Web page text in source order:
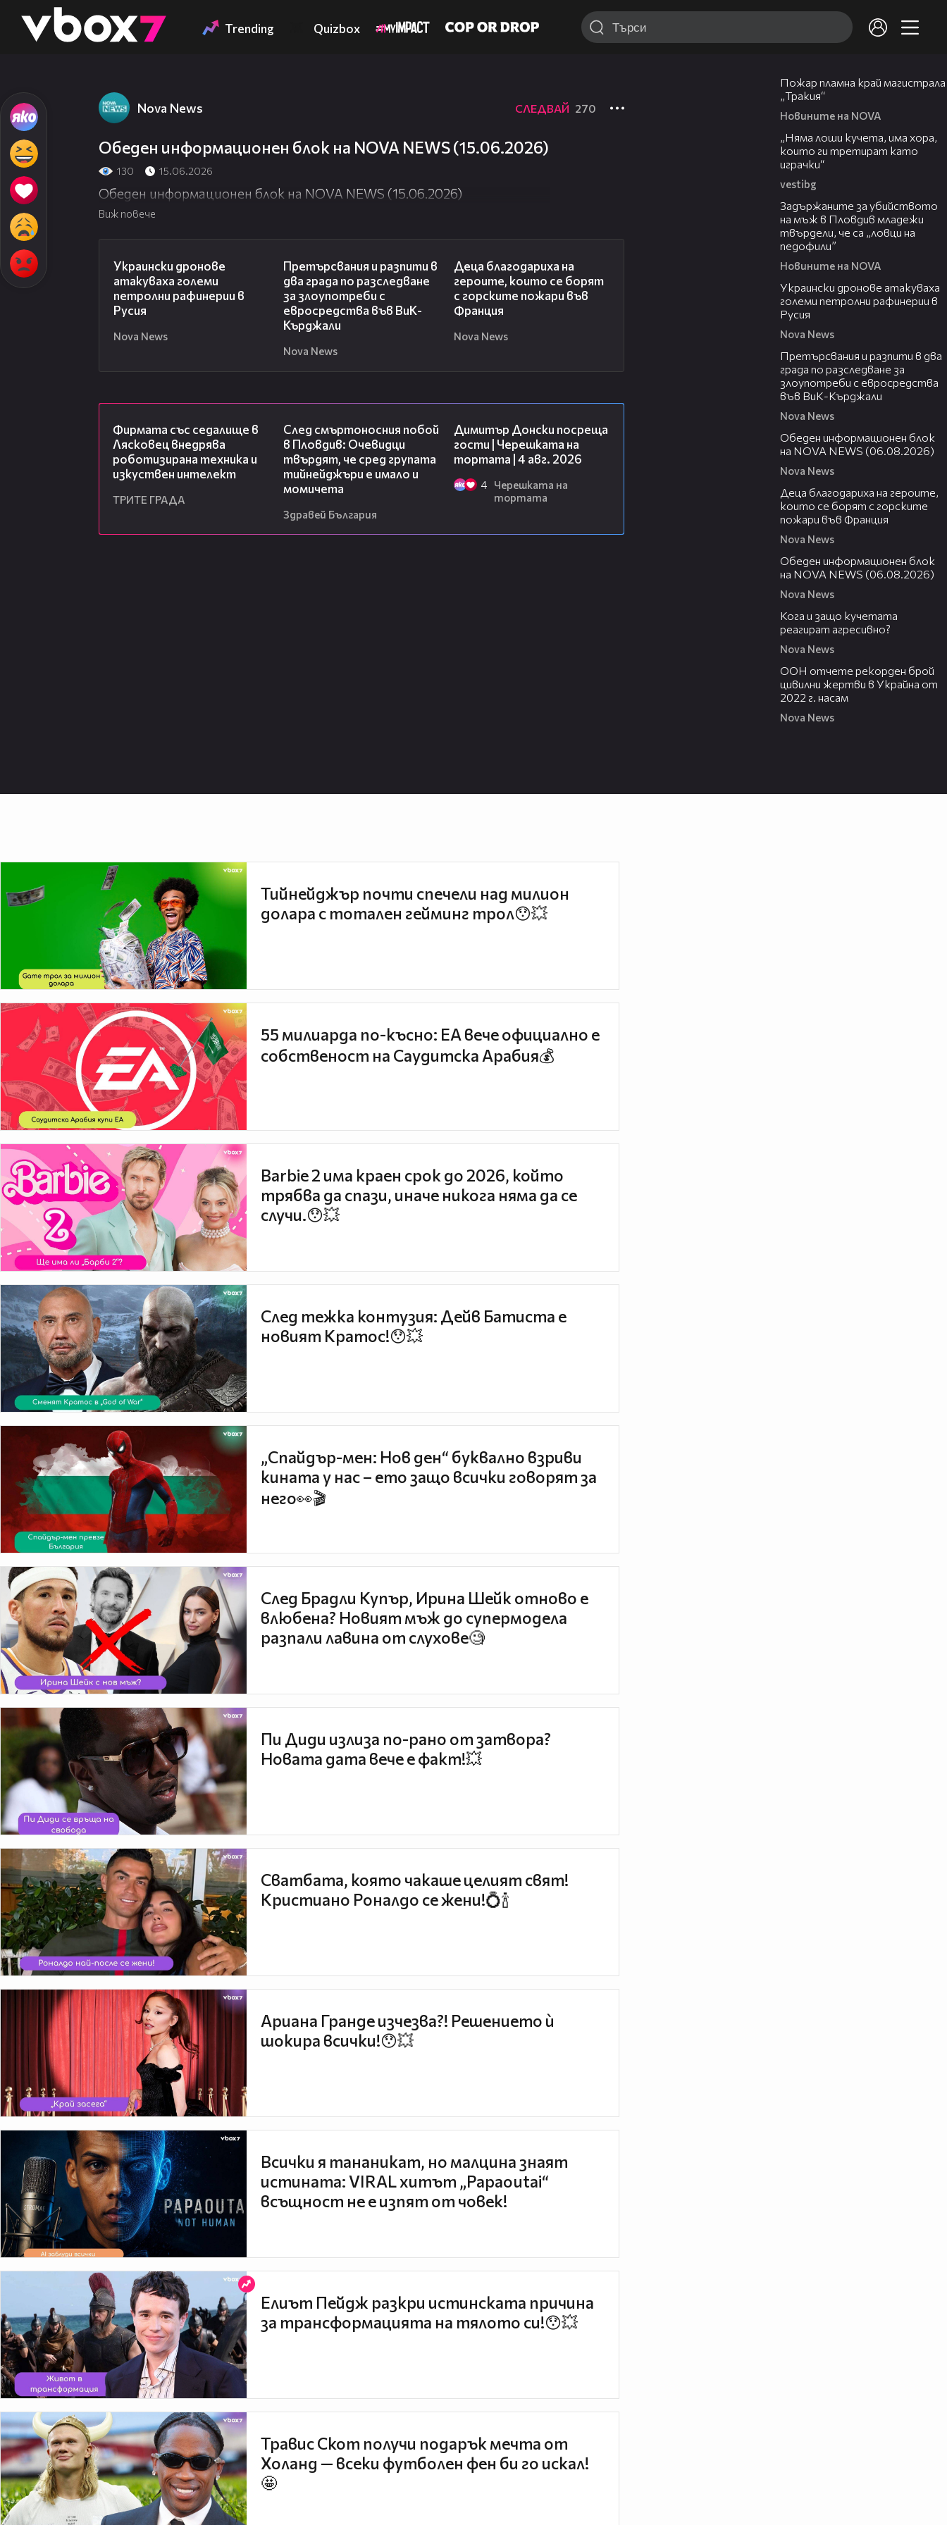
👾 Trending Quizbox
Nova News СЛЕДВАЙ 270
Обеден информационен блок на NOVA NEWS (15.06.2026)
130 15.06.2026
Обеден информационен блок на NOVA NEWS (15.06.2026)
Виж повече
Украински дронове
атакуваха големи
петролни рафинерии в
Русия
Nova News
Претърсвания и разпити в
два града по разследване
за злоупотреби с
евросредства във ВиК-
Кърджали
Nova News
Деца благодариха на
героите, които се борят
с горските пожари във
Франция
Nova News
Фирмата със седалище в
Лясковец внедрява
роботизирана техника и
изкуствен интелект
ТРИТЕ ГРАДА
След смъртоносния побой
в Пловдив: Очевидци
твърдят, че сред групата
тийнейджъри е имало и
момичета
Здравей България
Димитър Донски посреща
гости | Черешката на
тортата | 4 авг. 2026
4
Черешката на
тортата
Пожар пламна край магистрала
„Тракия“
Новините на NOVA
„Няма лоши кучета, има хора,
които ги третират като
играчки“
vestibg
Задържаните за убийството
на мъж в Пловдив младежи
твърдели, че са „ловци на
педофили”
Новините на NOVA
Украински дронове атакуваха
големи петролни рафинерии в
Русия
Nova News
Претърсвания и разпити в два
града по разследване за
злоупотреби с евросредства
във ВиК-Кърджали
Nova News
Обеден информационен блок
на NOVA NEWS (06.08.2026)
Nova News
Деца благодариха на героите,
които се борят с горските
пожари във Франция
Nova News
Обеден информационен блок
на NOVA NEWS (06.08.2026)
Nova News
Кога и защо кучетата
реагират агресивно?
Nova News
ООН отчете рекорден брой
цивилни жертви в Украйна от
2022 г. насам
Nova News
Тийнейджър почти спечели над милион
долара с тотален гейминг трол😯💥
55 милиарда по-късно: EA вече официално е
собственост на Саудитска Арабия💰
Barbie 2 има краен срок до 2026, който
трябва да спази, иначе никога няма да се
случи.😯💥
След тежка контузия: Дейв Батиста е
новият Кратос!😯💥
„Спайдър-мен: Нов ден“ буквално взриви
кината у нас – ето защо всички говорят за
него👀🎬
След Брадли Купър, Ирина Шейк отново е
влюбена? Новият мъж до супермодела
разпали лавина от слухове🧐
Пи Диди излиза по-рано от затвора?
Новата дата вече е факт!💥
Сватбата, която чакаше целият свят!
Кристиано Роналдо се жени!💍🍾
Ариана Гранде изчезва?! Решението ѝ
шокира всички!😯💥
Всички я тананикат, но малцина знаят
истината: VIRAL хитът „Papaoutai“
всъщност не е изпят от човек!
Елиът Пейдж разкри истинската причина
за трансформацията на тялото си!😯💥
Травис Скот получи подарък мечта от
Холанд — всеки футболен фен би го искал!
🤩